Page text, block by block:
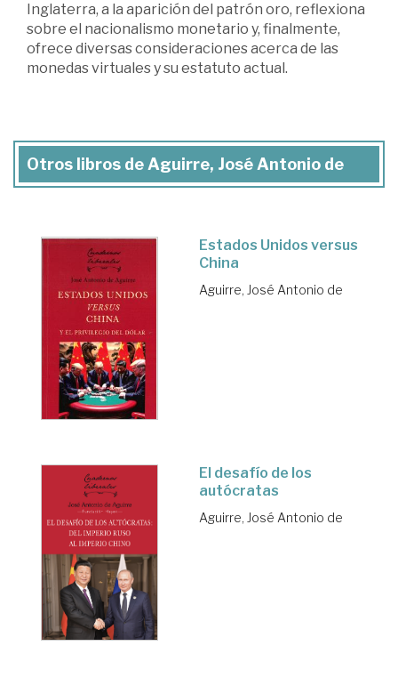
Inglaterra, a la aparición del patrón oro, reflexiona
sobre el nacionalismo monetario y, finalmente,
ofrece diversas consideraciones acerca de las
monedas virtuales y su estatuto actual.
Otros libros de Aguirre, José Antonio de
Estados Unidos versus
China
Aguirre, José Antonio de
El desafío de los
autócratas
Aguirre, José Antonio de